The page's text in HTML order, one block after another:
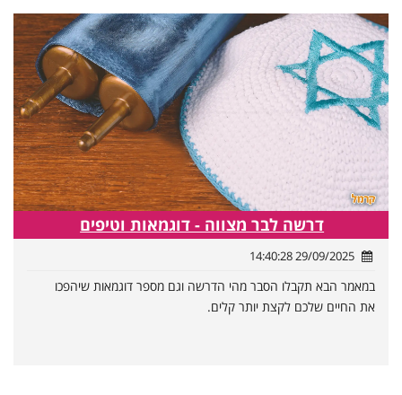
דרשה לבר מצווה - דוגמאות וטיפים
29/09/2025 14:40:28
במאמר הבא תקבלו הסבר מהי הדרשה וגם מספר דוגמאות שיהפכו
את החיים שלכם לקצת יותר קלים.